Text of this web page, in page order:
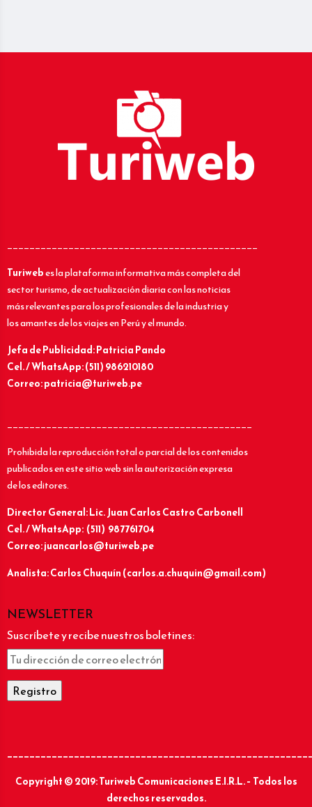
_____________________________________________
Turiwebes la plataforma informativa más completa del
sector turismo, de actualización diaria con las noticias
más relevantes para los profesionales de la industria y
los amantes de los viajes en Perú y el mundo.
Jefa de Publicidad: Patricia Pando
Cel. / WhatsApp: (511) 986210180
Correo: patricia@turiweb.pe
____________________________________________
Prohibida la reproducción total o parcial de los contenidos
publicados en este sitio web sin la autorización expresa
de los editores.
Director General: Lic.Juan Carlos Castro Carbonell
Cel. / WhatsApp: (511) 987761704
Correo: juancarlos@turiweb.pe
Analista: Carlos Chuquín (carlos.a.chuquin@gmail.com)
NEWSLETTER
Suscríbete y recibe nuestros boletines:
Copyright © 2019: Turiweb Comunicaciones E.I.R.L. – Todos los
derechos reservados.